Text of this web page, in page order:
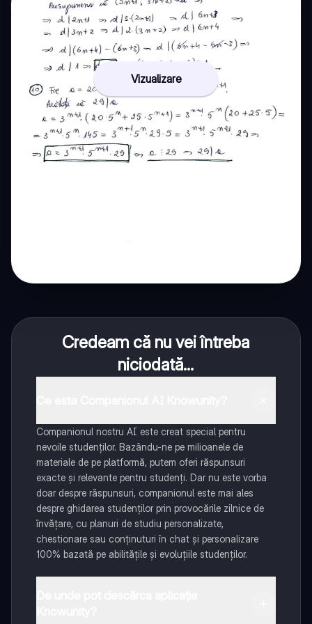
Vizualizare
Credeam că nu vei întreba
niciodată...
Companionul nostru AI este creat special pentru
nevoile studenților. Bazându-ne pe milioanele de
materiale de pe platformă, putem oferi răspunsuri
exacte și relevante pentru studenți. Dar nu este vorba
doar despre răspunsuri, companionul este mai ales
despre ghidarea studenților prin provocările zilnice de
învățare, cu planuri de studiu personalizate,
chestionare sau conținuturi în chat și personalizare
100% bazată pe abilitățile și evoluțiile studenților.